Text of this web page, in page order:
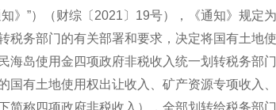
》”）（财综〔2021〕19号），《通知》规定
税务部门的有关部署和要求，决定将国有土地
海岛使用金四项政府非税收入统一划转税务部
国有土地使用权出让收入、矿产资源专项收入
简称四项政府非税收入），全部划转给税务部